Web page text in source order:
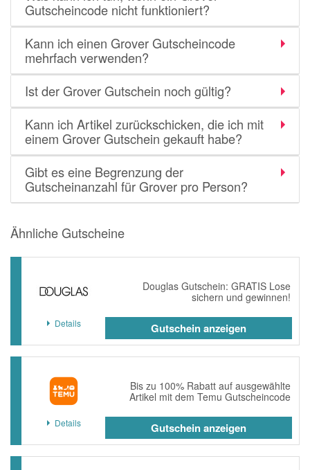
Gutscheincode nicht funktioniert?
Kann ich einen Grover Gutscheincode
mehrfach verwenden?
Ist der Grover Gutschein noch gültig?
Kann ich Artikel zurückschicken, die ich mit
einem Grover Gutschein gekauft habe?
Gibt es eine Begrenzung der
Gutscheinanzahl für Grover pro Person?
Ähnliche Gutscheine
Douglas Gutschein: GRATIS Lose
sichern und gewinnen!
Details Gutschein anzeigen
Bis zu 100% Rabatt auf ausgewählte
Artikel mit dem Temu Gutscheincode
Details Gutschein anzeigen